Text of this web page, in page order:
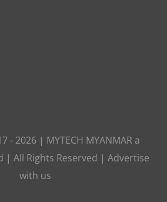
- 2026 | MYTECH MYANMAR a
| All Rights Reserved | Advertise
with us